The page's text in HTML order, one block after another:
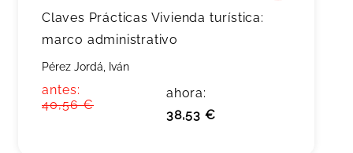
Claves Prácticas Vivienda turística:
marco administrativo
Pérez Jordá, Iván
antes:
40,56 €
ahora:
38,53 €